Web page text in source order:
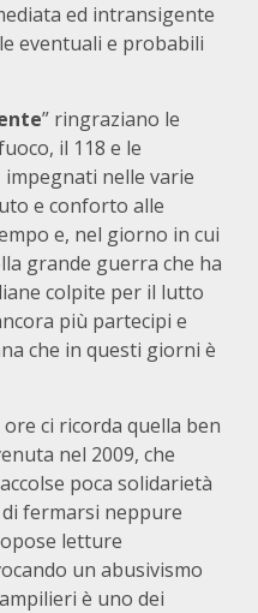
ed intransigente
eventuali e probabili
” ringraziano le
il 118 e le
nelle varie
e conforto alle
e, nel giorno in cui
grande guerra che ha
colpite per il lutto
più partecipi e
che in questi giorni è
ci ricorda quella ben
nel 2009, che
poca solidarietà
fermarsi neppure
letture
un abusivismo
è uno dei